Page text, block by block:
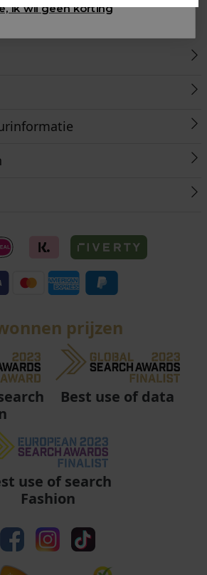
Voor 23:59 besteld
Klanten beoordelen
prijzen
Best use of data
use of search
Fashion
ik wil geen korting